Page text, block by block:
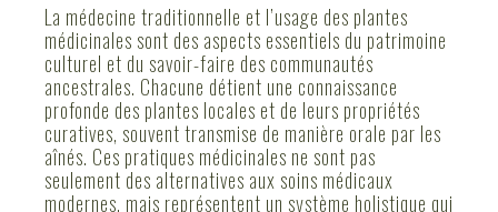
La médecine traditionnelle et l’usage des plantes
médicinales sont des aspects essentiels du patrimoine
culturel et du savoir-faire des communautés
ancestrales. Chacune détient une connaissance
profonde des plantes locales et de leurs propriétés
curatives, souvent transmise de manière orale par les
aînés. Ces pratiques médicinales ne sont pas
seulement des alternatives aux soins médicaux
modernes, mais représentent un système holistique qui